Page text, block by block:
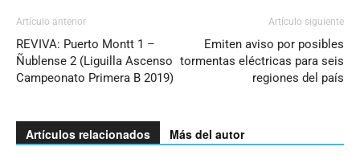
Artículo anterior
REVIVA: Puerto Montt 1 –
Ñublense 2 (Liguilla Ascenso
Campeonato Primera B 2019)
Artículo siguiente
Emiten aviso por posibles
tormentas eléctricas para seis
regiones del país
Artículos relacionados Más del autor